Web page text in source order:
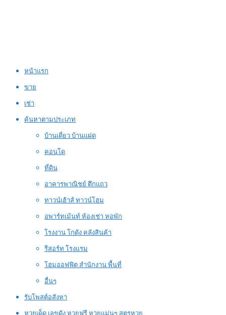
หน้าแรก
ขาย
เช่า
ค้นหาตามประเภท
บ้านเดี่ยว บ้านแฝด
คอนโด
ที่ดิน
อาคารพาณิชย์ ตึกแถว
ทาวน์เฮ้าส์ ทาวน์โฮม
อพาร์ทเม้นท์ ห้องเช่า หอพัก
โรงงาน โกดัง คลังสินค้า
รีสอร์ท โรงแรม
โฮมออฟฟิต สำนักงาน พื้นที่
อื่นๆ
รับโพสต์อสังหา